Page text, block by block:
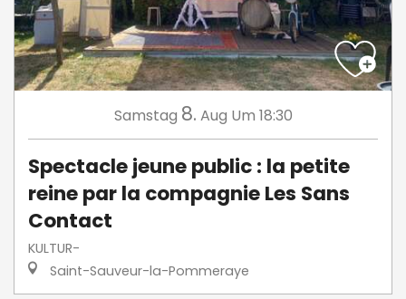
Samstag 8. Aug Um 18:30
Spectacle jeune public : la petite
reine par la compagnie Les Sans
Contact
KULTUR-
Saint-Sauveur-la-Pommeraye